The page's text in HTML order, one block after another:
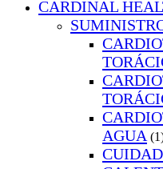
CARDINAL
AGUA